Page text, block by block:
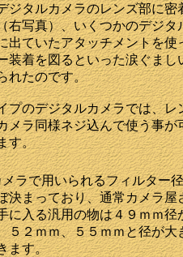
ジタルカメラのレンズ部に密
右写真）、いくつかのデジタ
出ていたアタッチメントを使
装着を図るといった涙ぐまし
れたのです。
プのデジタルカメラでは、レ
メラ同様ネジ込んで使う事が
す。
メラで用いられるフィルター径
決まっており、通常カメラ屋
に入る汎用の物は４９ｍｍ径
５２ｍｍ、５５ｍｍと径が大
ます。